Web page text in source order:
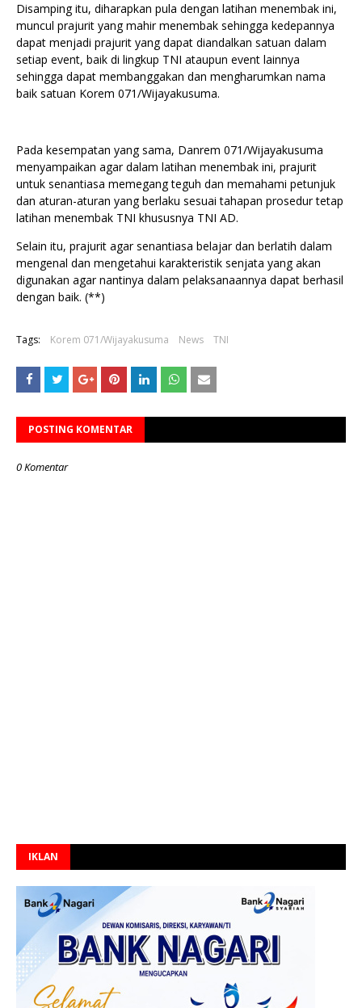
Disamping itu, diharapkan pula dengan latihan menembak ini,
muncul prajurit yang mahir menembak sehingga kedepannya
dapat menjadi prajurit yang dapat diandalkan satuan dalam
setiap event, baik di lingkup TNI ataupun event lainnya
sehingga dapat membanggakan dan mengharumkan nama
baik satuan Korem 071/Wijayakusuma.
Pada kesempatan yang sama, Danrem 071/Wijayakusuma
menyampaikan agar dalam latihan menembak ini, prajurit
untuk senantiasa memegang teguh dan memahami petunjuk
dan aturan-aturan yang berlaku sesuai tahapan prosedur tetap
latihan menembak TNI khususnya TNI AD.
Selain itu, prajurit agar senantiasa belajar dan berlatih dalam
mengenal dan mengetahui karakteristik senjata yang akan
digunakan agar nantinya dalam pelaksanaannya dapat berhasil
dengan baik. (**)
Tags: Korem 071/Wijayakusuma News TNI
POSTING KOMENTAR
0 Komentar
IKLAN